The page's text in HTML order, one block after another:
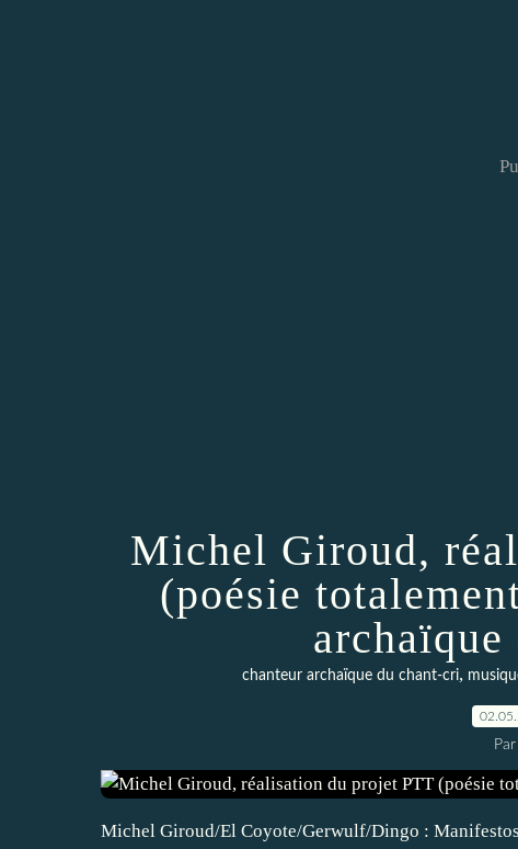
Michel Giroud,
(poésie
chanteur archaïque du chant-cri,
Michel Giroud/El Coyote/Gerwulf/Dingo :